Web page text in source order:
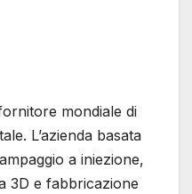
mondiale di
L’azienda basata
a iniezione,
3D e fabbricazione